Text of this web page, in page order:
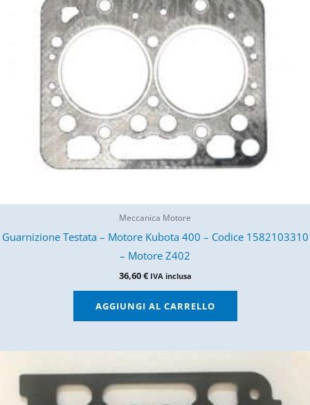
Meccanica Motore
Guarnizione Testata – Motore Kubota 400 – Codice 1582103310
– Motore Z402
36,60€ IVA inclusa
AGGIUNGI AL CARRELLO